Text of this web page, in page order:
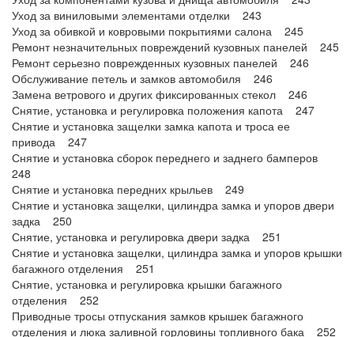
Уход за виниловыми элементами отделки 243
Уход за обивкой и ковровыми покрытиями салона 245
Ремонт незначительных повреждений кузовных панелей 245
Ремонт серьезно поврежденных кузовных панелей 246
Обслуживание петель и замков автомобиля 246
Замена ветрового и других фиксированных стекол 246
Снятие, установка и регулировка положения капота 247
Снятие и установка защелки замка капота и троса ее
привода 247
Снятие и установка сборок переднего и заднего бамперов
248
Снятие и установка передних крыльев 249
Снятие и установка защелки, цилиндра замка и упоров двери
задка 250
Снятие, установка и регулировка двери задка 251
Снятие и установка защелки, цилиндра замка и упоров крышки
багажного отделения 251
Снятие, установка и регулировка крышки багажного
отделения 252
Приводные тросы отпускания замков крышек багажного
отделения и люка заливной горловины топливного бака 252